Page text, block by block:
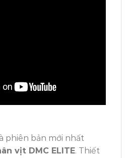
phiên bản mới nhất
vịt DMC ELITE. Thiết